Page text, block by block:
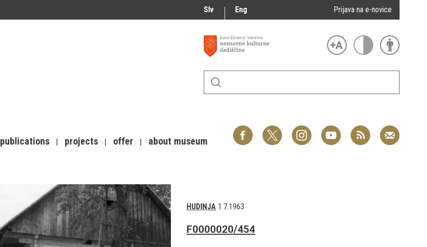
Slv Eng Prijava na e-novice
publications projects offer about museum
HUDINJA 1.7.1963
F0000020/454